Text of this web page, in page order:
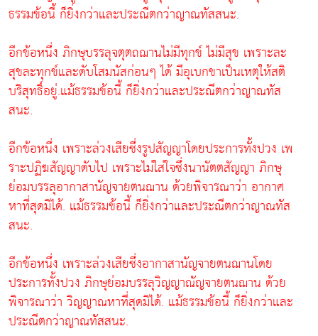
ธรรมข้อนี้ ก็ยิ่งกว่าและประณีตกว่าญาณทัสสนะ.
อีกข้อหนึ่ง ภิกษุบรรลุจตุตถฌานไม่มีทุกข์ ไม่มีสุข เพราะละ
สุขละทุกข์และดับโสมนัสก่อนๆ ได้ มีอุเบกขาเป็นเหตุให้สติ
บริสุทธิ์อยู่.แม้ธรรมข้อนี้ ก็ยิ่งกว่าและประณีตกว่าญาณทัส
สนะ.
อีกข้อหนึ่ง เพราะล่วงเสียซึ่งรูปสัญญาโดยประการทั้งปวง เพ
ราะปฏิฆสัญญาดับไป เพราะไม่ใส่ใจซึ่งนานัตตสัญญา ภิกษุ
ย่อมบรรลุอากาสานัญจายตนฌาน ด้วยพิจารณาว่า อากาศ
หาที่สุดมิได้. แม้ธรรมข้อนี้ ก็ยิ่งกว่าและประณีตกว่าญาณทัส
สนะ.
อีกข้อหนึ่ง เพราะล่วงเสียซึ่งอากาสานัญจายตนฌานโดย
ประการทั้งปวง ภิกษุย่อมบรรลุวิญญาณัญจายตนฌาน ด้วย
พิจารณาว่า วิญญาณหาที่สุดมิได้. แม้ธรรมข้อนี้ ก็ยิ่งกว่าและ
ประณีตกว่าญาณทัสสนะ.